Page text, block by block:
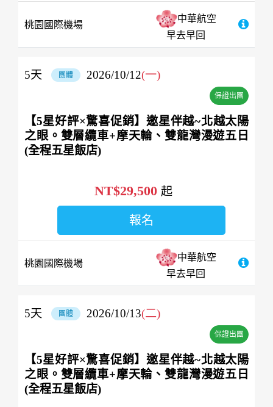
桃園國際機場
中華航空
早去早回
保證出團
團體 2026/10/12(一)
5天
【5星好評×驚喜促銷】邀星伴越~北越太陽
之眼。雙層纜車+摩天輪、雙龍灣漫遊五日
(全程五星飯店)
桃園國際機場
中華航空
早去早回
NT$29,500 起
報名
保證出團
團體 2026/10/13(二)
5天
【5星好評×驚喜促銷】邀星伴越~北越太陽
之眼。雙層纜車+摩天輪、雙龍灣漫遊五日
(全程五星飯店)